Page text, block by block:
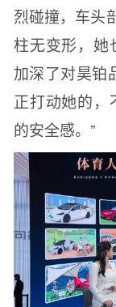
烈碰撞，车头
柱无变形，她
加深了对昊铂
正打动她的，
的安全感。”